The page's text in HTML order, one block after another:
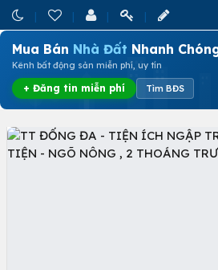
Mua Bán Nhà Đất Nhanh
Kênh bất động sản miễn phí, uy tín
+ Đăng tin miễn phí Tìm BĐS